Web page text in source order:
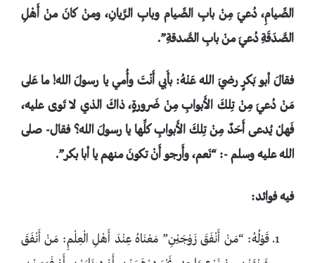
الصِّيامِ، دُعيَ مِنْ بابِ الصِّيام وبابِ الرَّيانِ، ومنْ كانَ منْ أَهْلِ
الصَّدَقَةِ دُعيَ منْ بابِ الصَّدقةِ”.
فقالَ أبو بَكرٍ رضيَ الله عَنْهُ: بأَبي أَنْتَ وأُمي يا رسولَ الله! ما عَلى
مَنْ دُعيَ مِنْ تِلكَ الأَبوابِ مِنْ ضَرورةٍ، ذاكَ الذي لا تَوى عليه،
فَهلْ يُدعى أَحَدٌ مِنْ تِلكَ الأَبوابِ كلِّها يا رسولَ الله؟ فقال- صلى
الله عليه وسلم -: “نَعم، وأَرجو أَنْ تكونَ منهم يا أبا بكر”.
فيه فوائد:
قَوْلُهُ: “مَنْ أَنْفَقَ زَوْجَيْنِ” مَعْنَاهُ عِنْدَ أَهْلِ الْعِلْمِ: مَنْ أَنْفَقَ